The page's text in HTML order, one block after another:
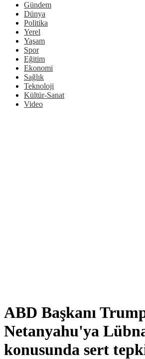
Gündem
Dünya
Politika
Yerel
Yaşam
Spor
Eğitim
Ekonomi
Sağlık
Teknoloji
Kültür-Sanat
Video
ABD Başkanı
Netanyahu'ya
konusunda sert